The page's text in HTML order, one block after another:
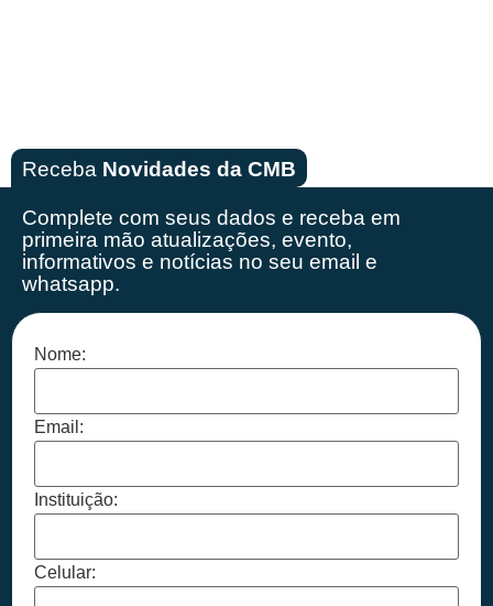
Receba Novidades da CMB
Complete com seus dados e receba em
primeira mão atualizações, evento,
informativos e notícias no seu email e
whatsapp.
Nome:
Email:
Instituição:
Celular: